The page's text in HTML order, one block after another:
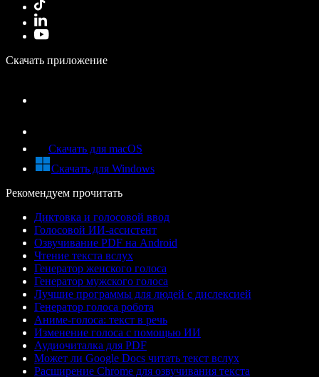
Скачать приложение
Скачать для macOS
Скачать для Windows
Рекомендуем прочитать
Диктовка и голосовой ввод
Голосовой ИИ-ассистент
Озвучивание PDF на Android
Чтение текста вслух
Генератор женского голоса
Генератор мужского голоса
Лучшие программы для людей с дислексией
Генератор голоса робота
Аниме-голоса: текст в речь
Изменение голоса с помощью ИИ
Аудиочиталка для PDF
Может ли Google Docs читать текст вслух
Расширение Chrome для озвучивания текста